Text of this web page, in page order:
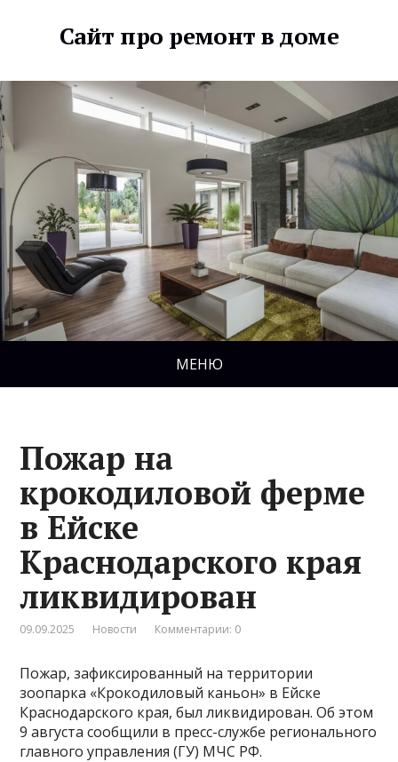
Сайт про ремонт в доме
МЕНЮ
Пожар на
крокодиловой ферме
в Ейске
Краснодарского края
ликвидирован
09.09.2025 Новости Комментарии: 0
Пожар, зафиксированный на территории
зоопарка «Крокодиловый каньон» в Ейске
Краснодарского края, был ликвидирован. Об этом
9 августа сообщили в пресс-службе регионального
главного управления (ГУ) МЧС РФ.